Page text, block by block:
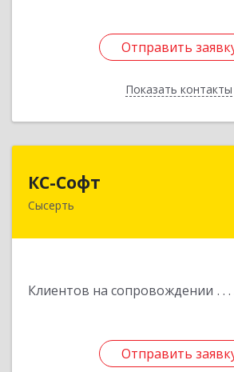
Отправить
Показать контакты
Отправить
Назад
КС-Софт
Сысерть
Клиентов на сопровождении
Отправить
624001, Свердловская обл,
Отправить